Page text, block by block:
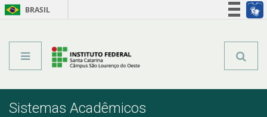
BRASIL
Sistemas Acadêmicos